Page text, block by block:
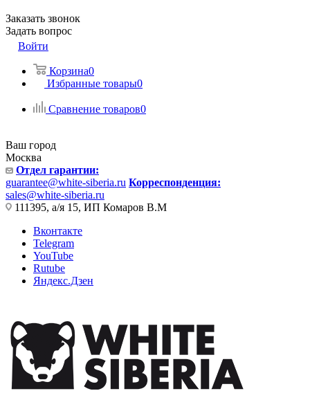
Заказать звонок
Задать вопрос
Войти
Корзина0
Избранные товары0
Сравнение товаров0
Ваш город
Москва
Отдел гарантии:
guarantee@white-siberia.ru Корреспонденция:
sales@white-siberia.ru
111395, а/я 15, ИП Комаров В.М
Вконтакте
Telegram
YouTube
Rutube
Яндекс.Дзен